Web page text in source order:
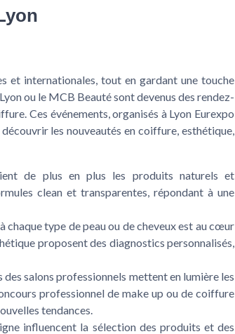
et internationales, tout en gardant une touche
ou le MCB Beautésont devenus des rendez-
Ces événements, organisés à Lyon Eurexpo
les nouveautés en coiffure, esthétique,
de plus en plus les produits naturels et
clean et transparentes, répondant à une
chaque type de peau ou de cheveux est au cœur
proposent des diagnostics personnalisés,
salons professionnels mettent en lumière les
professionnel de make up ou de coiffure
tendances.
influencent la sélection des produits et des